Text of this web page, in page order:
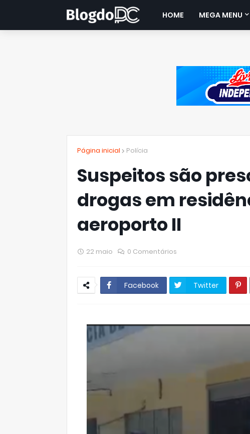
HOME MEGA MENU
Página inicial Polícia
Suspeitos são
drogas em
aeroporto II
22 maio 0 Comentários
Facebook Twitter